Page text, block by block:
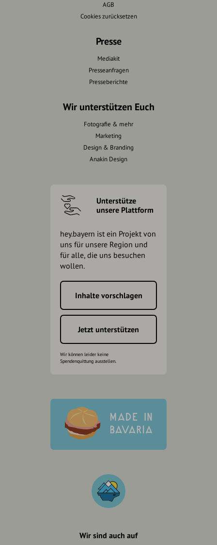
AGB
Cookies zurücksetzen
Presse
Mediakit
Presseanfragen
Presseberichte
Wir unterstützen Euch
Fotografie & mehr
Marketing
Design & Branding
Anakin Design
Unterstütze
unsere Plattform
hey.bayern ist ein Projekt von
uns für unsere Region und
für alle, die uns besuchen
wollen.
Inhalte vorschlagen
Jetzt unterstützen
Wir können leider keine
Spendenquittung ausstellen.
Wir sind auch auf